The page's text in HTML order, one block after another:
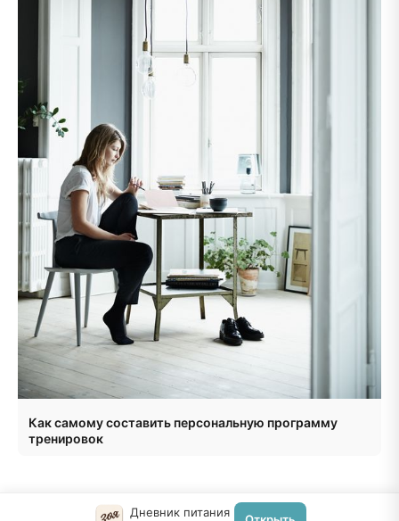
Как самому составить персональную программу
тренировок
Дневник питания